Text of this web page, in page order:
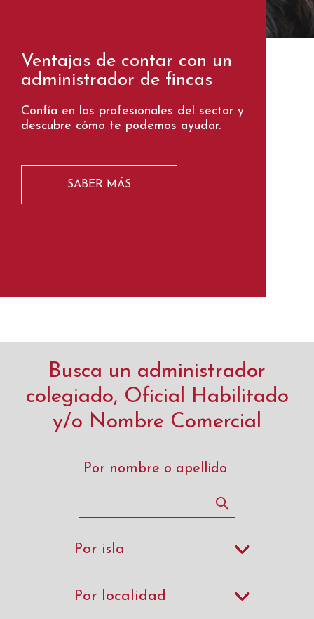
Ventajas de contar con un
administrador de fincas
Confía en los profesionales del sector y
descubre cómo te podemos ayudar.
SABER MÁS
Busca un administrador
colegiado, Oficial Habilitado
y/o Nombre Comercial
Por nombre o apellido
Por isla
Por localidad